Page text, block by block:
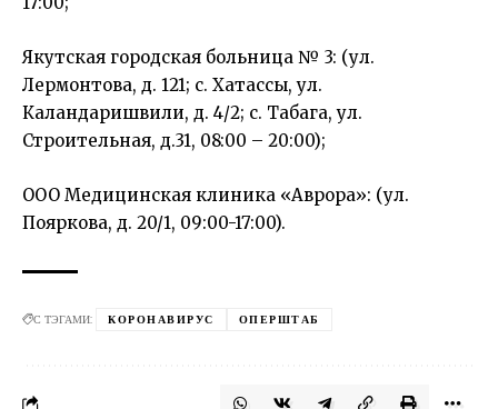
Якутская городская больница № 3: (ул.
Лермонтова, д. 121; с. Хатассы, ул.
Каландаришвили, д. 4/2; с. Табага, ул.
Строительная, д.31, 08:00 – 20:00);
OОО Медицинская клиника «Аврора»: (ул.
Пояркова, д. 20/1, 09:00-17:00).
С ТЭГАМИ: КОРОНАВИРУС ОПЕРШТАБ